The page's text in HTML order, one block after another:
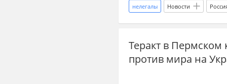
Каллас Кая Евросоюз
нелегалы Новости
ВКС Вооруженные силы
дзен новости СВО
акции протеста Колумбия
Теракт в
против мира на